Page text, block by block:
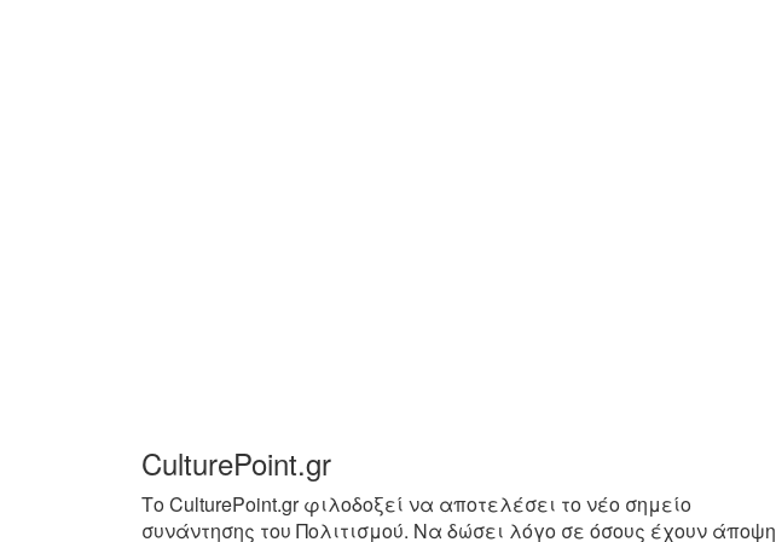
CulturePoint.gr
Το CulturePoint.gr φιλοδοξεί να αποτελέσει το νέο σημείο
συνάντησης του Πολιτισμού. Να δώσει λόγο σε όσους έχουν άποψη